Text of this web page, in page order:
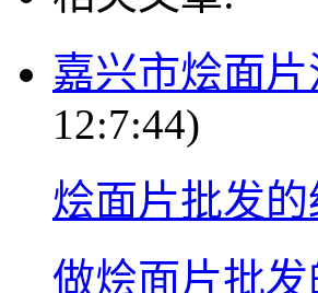
嘉兴市烩面
12:7:44)
烩面片批发
做烩面片批